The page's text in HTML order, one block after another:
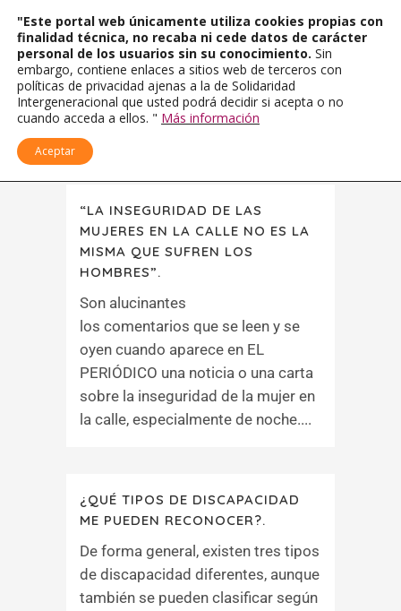
“LA INSEGURIDAD DE LAS
MUJERES EN LA CALLE NO ES LA
MISMA QUE SUFREN LOS
HOMBRES”.
Son alucinantes
los comentarios que se leen y se
oyen cuando aparece en EL
PERIÓDICO una noticia o una carta
sobre la inseguridad de la mujer en
la calle, especialmente de noche....
¿QUÉ TIPOS DE DISCAPACIDAD
ME PUEDEN RECONOCER?.
De forma general, existen tres tipos
de discapacidad diferentes, aunque
también se pueden clasificar según
"Este portal web únicamente utiliza cookies propias con
finalidad técnica, no recaba ni cede datos de carácter
personal de los usuarios sin su conocimiento. Sin
embargo, contiene enlaces a sitios web de terceros con
políticas de privacidad ajenas a la de Solidaridad
Intergeneracional que usted podrá decidir si acepta o no
cuando acceda a ellos. " Más información
Aceptar